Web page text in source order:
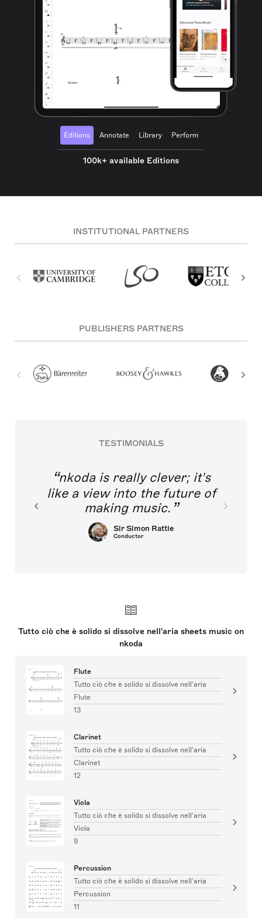
Editions Annotate Library Perform
100k+ available Editions
INSTITUTIONAL PARTNERS
PUBLISHERS PARTNERS
TESTIMONIALS
nkoda is really clever; it's
like a view into the future of
making music.
Sir Simon Rattle
Conductor
Tutto ciò che è solido si dissolve nell'aria sheets music on
nkoda
Flute
Tutto ciò che è solido si dissolve nell'aria
Flute
13
Clarinet
Tutto ciò che è solido si dissolve nell'aria
Clarinet
12
Viola
Tutto ciò che è solido si dissolve nell'aria
Viola
9
Percussion
Tutto ciò che è solido si dissolve nell'aria
Percussion
11